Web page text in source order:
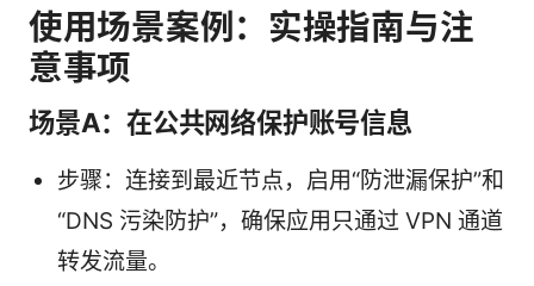
使用场景案例：实操指南与注
意事项
场景A：在公共网络保护账号信息
步骤：连接到最近节点，启用“防泄漏保护”和
“DNS 污染防护”，确保应用只通过 VPN 通道
转发流量。